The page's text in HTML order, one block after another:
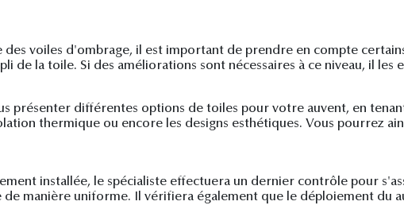
des voiles d'ombrage, il est important de prendre en compte
de la toile. Si des améliorations sont nécessaires à ce niveau, il
présenter différentes options de toiles pour votre auvent, en
thermique ou encore les designs esthétiques. Vous pourrez
installée, le spécialiste effectuera un dernier contrôle pour
de manière uniforme. Il vérifiera également que le déploiement du